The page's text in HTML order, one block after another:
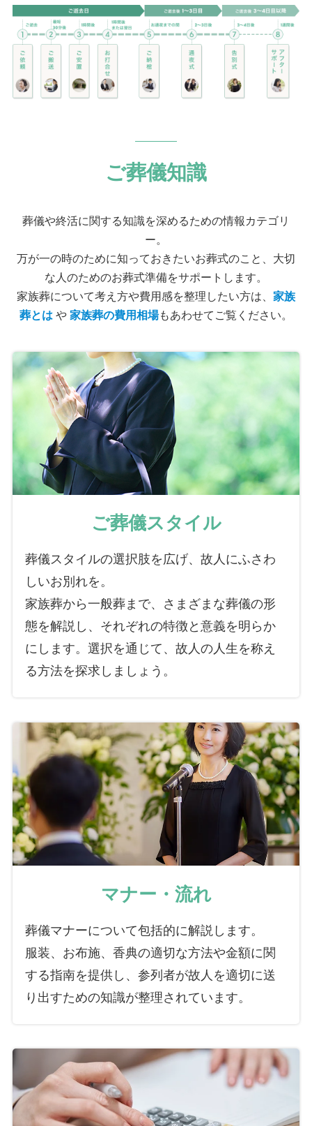
ご葬儀知識
葬儀や終活に関する知識を深めるための情報カテゴリ
ー。
万が一の時のために知っておきたいお葬式のこと、大切
な人のためのお葬式準備をサポートします。
家族葬について考え方や費用感を整理したい方は、 家族
葬とは や家族葬の費用相場もあわせてご覧ください。
ご葬儀スタイル
葬儀スタイルの選択肢を広げ、故人にふさわ
しいお別れを。
家族葬から一般葬まで、さまざまな葬儀の形
態を解説し、それぞれの特徴と意義を明らか
にします。選択を通じて、故人の人生を称え
る方法を探求しましょう。
マナー・流れ
葬儀マナーについて包括的に解説します。
服装、お布施、香典の適切な方法や金額に関
する指南を提供し、参列者が故人を適切に送
り出すための知識が整理されています。